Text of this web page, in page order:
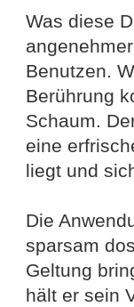
Was diese
Benutzen.
Berührung
Schaum.
eine
liegt und
Die
sparsam
Geltung
hält er sein